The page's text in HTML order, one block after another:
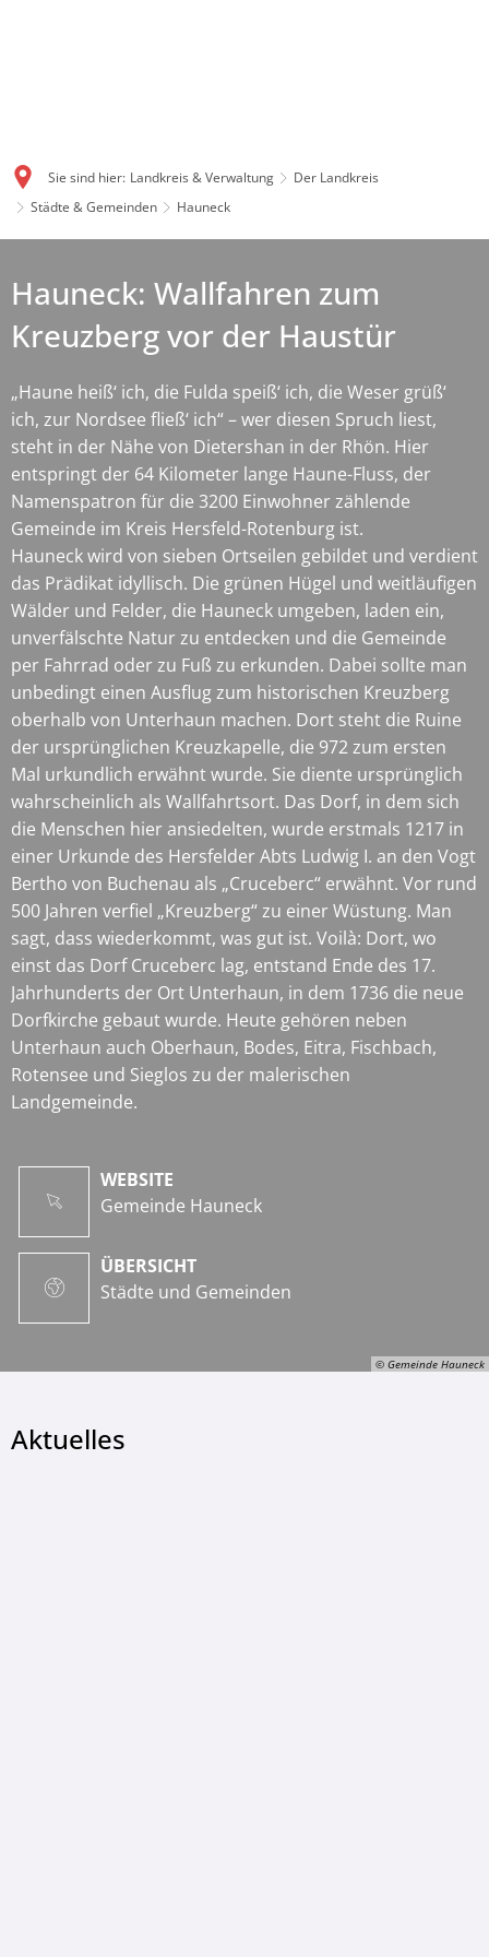
Sie sind hier: Landkreis & Verwaltung
Der Landkreis
Städte & Gemeinden
Hauneck
© Gemeinde Hauneck
Hauneck: Wallfahren zum
Kreuzberg vor der Haustür
„Haune heiß‘ ich, die Fulda speiß‘ ich, die Weser grüß‘
ich, zur Nordsee fließ‘ ich“ – wer diesen Spruch liest,
steht in der Nähe von Dietershan in der Rhön. Hier
entspringt der 64 Kilometer lange Haune-Fluss, der
Namenspatron für die 3200 Einwohner zählende
Gemeinde im Kreis Hersfeld-Rotenburg ist.
Hauneck wird von sieben Ortseilen gebildet und verdient
das Prädikat idyllisch. Die grünen Hügel und weitläufigen
Wälder und Felder, die Hauneck umgeben, laden ein,
unverfälschte Natur zu entdecken und die Gemeinde
per Fahrrad oder zu Fuß zu erkunden. Dabei sollte man
unbedingt einen Ausflug zum historischen Kreuzberg
oberhalb von Unterhaun machen. Dort steht die Ruine
der ursprünglichen Kreuzkapelle, die 972 zum ersten
Mal urkundlich erwähnt wurde. Sie diente ursprünglich
wahrscheinlich als Wallfahrtsort. Das Dorf, in dem sich
die Menschen hier ansiedelten, wurde erstmals 1217 in
einer Urkunde des Hersfelder Abts Ludwig I. an den Vogt
Bertho von Buchenau als „Cruceberc“ erwähnt. Vor rund
500 Jahren verfiel „Kreuzberg“ zu einer Wüstung. Man
sagt, dass wiederkommt, was gut ist. Voilà: Dort, wo
einst das Dorf Cruceberc lag, entstand Ende des 17.
Jahrhunderts der Ort Unterhaun, in dem 1736 die neue
Dorfkirche gebaut wurde. Heute gehören neben
Unterhaun auch Oberhaun, Bodes, Eitra, Fischbach,
Rotensee und Sieglos zu der malerischen
Landgemeinde.
WEBSITE
Gemeinde Hauneck
ÜBERSICHT
Städte und Gemeinden
Aktuelles